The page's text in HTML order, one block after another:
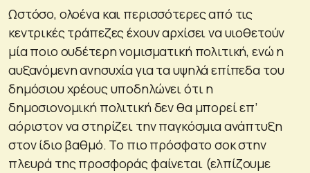
Ωστόσο, ολοένα και περισσότερες από τις
κεντρικές τράπεζες έχουν αρχίσει να υιοθετούν
μία ποιο ουδέτερη νομισματική πολιτική, ενώ η
αυξανόμενη ανησυχία για τα υψηλά επίπεδα του
δημόσιου χρέους υποδηλώνει ότι η
δημοσιονομική πολιτική δεν θα μπορεί επ’
αόριστον να στηρίζει την παγκόσμια ανάπτυξη
στον ίδιο βαθμό. Το πιο πρόσφατο σοκ στην
πλευρά της προσφοράς φαίνεται (ελπίζουμε